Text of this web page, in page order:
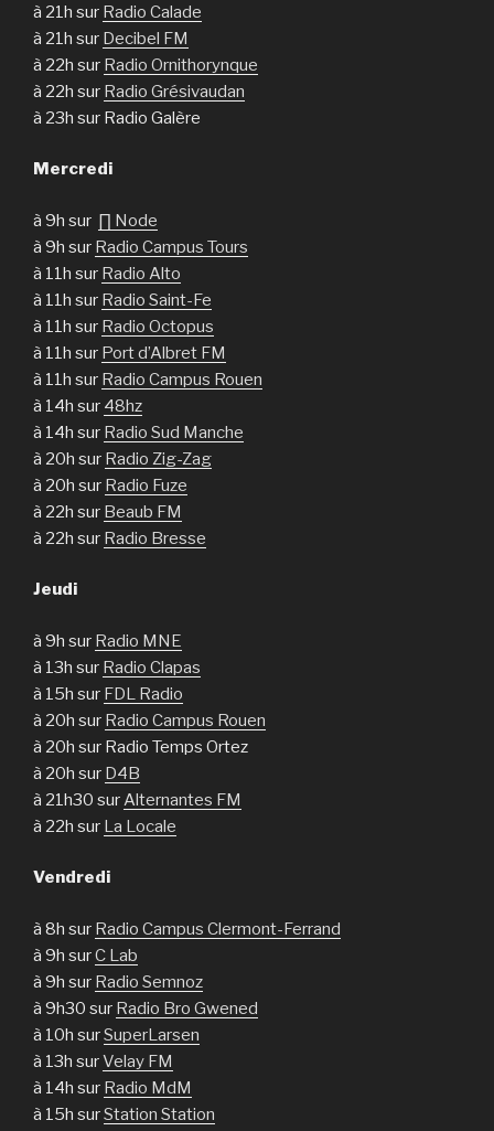
à 21h sur Radio Calade
à 21h sur Decibel FM
à 22h sur Radio Ornithorynque
à 22h sur Radio Grésivaudan
à 23h sur Radio Galère
Mercredi
à 9h sur ∏ Node
à 9h sur Radio Campus Tours
à 11h sur Radio Alto
à 11h sur Radio Saint-Fe
à 11h sur Radio Octopus
à 11h sur Port d’Albret FM
à 11h sur Radio Campus Rouen
à 14h sur 48hz
à 14h sur Radio Sud Manche
à 20h sur Radio Zig-Zag
à 20h sur Radio Fuze
à 22h sur Beaub FM
à 22h sur Radio Bresse
Jeudi
à 9h sur Radio MNE
à 13h sur Radio Clapas
à 15h sur FDL Radio
à 20h sur Radio Campus Rouen
à 20h sur Radio Temps Ortez
à 20h sur D4B
à 21h30 surAlternantes FM
à 22h sur La Locale
Vendredi
à 8h sur Radio Campus Clermont-Ferrand
à 9h surC Lab
à 9h sur Radio Semnoz
à 9h30 sur Radio Bro Gwened
à 10h surSuperLarsen
à 13h surVelay FM
à 14h sur Radio MdM
à 15h surStation Station